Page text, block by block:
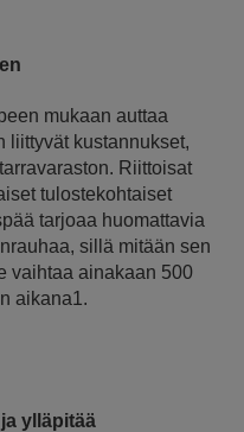
mukaan auttaa
liittyvät kustannukset,
Riittoisat
tulostekohtaiset
tarjoaa huomattavia
sillä mitään sen
vaihtaa ainakaan 500
aikana1.
ylläpitää